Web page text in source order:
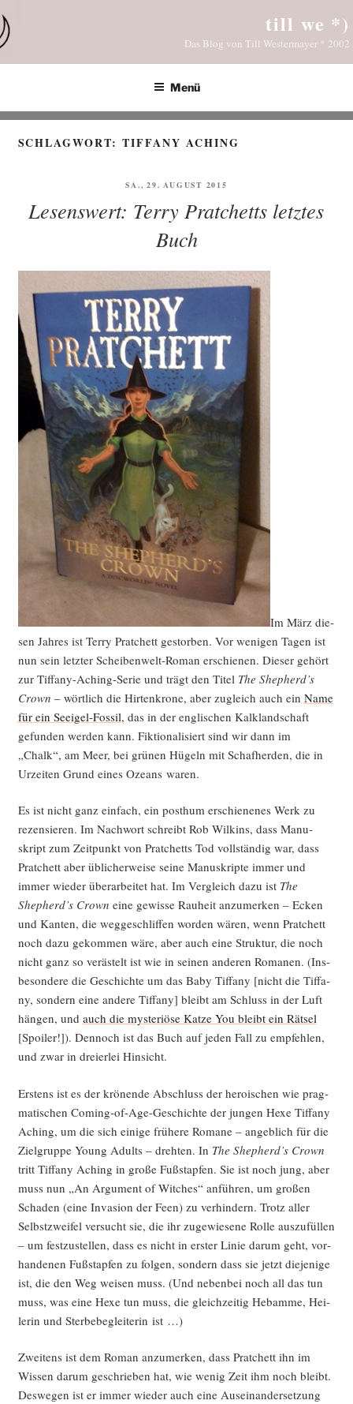
Inhalt
springen
till we *)
Das Blog von Till Westermayer * 2002
Menü
SCHLAGWORT:TIFFANY ACHING
VERÖFFENTLICHT
SA., 29. AUGUST 2015
Lesenswert: Terry Pratchetts letztes
Buch
Im März die­
sen Jah­res ist Ter­ry Prat­chett gestor­ben. Vor weni­gen Tagen ist
nun sein letz­ter Schei­ben­welt-Roman erschie­nen. Die­ser gehört
zur Tif­fa­ny-Aching-Serie und trägt den Titel The Shepherd’s
Crown – wört­lich die Hir­ten­kro­ne, aber zugleich auch ein Name
für ein See­igel-Fos­sil, das in der eng­li­schen Kalk­land­schaft
gefun­den wer­den kann. Fik­tio­na­li­siert sind wir dann im
„Chalk“, am Meer, bei grü­nen Hügeln mit Schaf­her­den, die in
Urzei­ten Grund eines Oze­ans waren.
Es ist nicht ganz ein­fach, ein post­hum erschie­ne­nes Werk zu
rezen­sie­ren. Im Nach­wort schreibt Rob Wil­kins, dass Manu­
skript zum Zeit­punkt von Prat­chetts Tod voll­stän­dig war, dass
Prat­chett aber übli­cher­wei­se sei­ne Manu­skrip­te immer und
immer wie­der über­ar­bei­tet hat. Im Ver­gleich dazu ist The
Shepherd’s Crown eine gewis­se Rau­heit anzu­mer­ken – Ecken
und Kan­ten, die weg­ge­schlif­fen wor­den wären, wenn Prat­chett
noch dazu gekom­men wäre, aber auch eine Struk­tur, die noch
nicht ganz so ver­äs­telt ist wie in sei­nen ande­ren Roma­nen. (Ins­
be­son­de­re die Geschich­te um das Baby Tif­fa­ny [nicht die Tif­fa­
ny, son­dern eine ande­re Tif­fa­ny] bleibt am Schluss in der Luft
hän­gen, und auch die mys­te­riö­se Kat­ze You bleibt ein Rät­sel
[Spoi­ler!]). Den­noch ist das Buch auf jeden Fall zu emp­feh­len,
und zwar in drei­er­lei Hinsicht.
Ers­tens ist es der krö­nen­de Abschluss der heroi­schen wie prag­
ma­ti­schen Coming-of-Age-Geschich­te der jun­gen Hexe Tif­fa­ny
Aching, um die sich eini­ge frü­he­re Roma­ne – angeb­lich für die
Ziel­grup­pe Young Adults – dreh­ten. In The Shepherd’s Crown
tritt Tif­fa­ny Aching in gro­ße Fuß­stap­fen. Sie ist noch jung, aber
muss nun „An Argu­ment of Wit­ches“ anfüh­ren, um gro­ßen
Scha­den (eine Inva­si­on der Feen) zu ver­hin­dern. Trotz aller
Selbst­zwei­fel ver­sucht sie, die ihr zuge­wie­se­ne Rol­le aus­zu­fül­len
– um fest­zu­stel­len, dass es nicht in ers­ter Linie dar­um geht, vor­
han­de­nen Fuß­stap­fen zu fol­gen, son­dern dass sie jetzt die­je­ni­ge
ist, die den Weg wei­sen muss. (Und neben­bei noch all das tun
muss, was eine Hexe tun muss, die gleich­zei­tig Heb­am­me, Hei­
le­rin und Ster­be­be­glei­te­rin ist …)
Zwei­tens ist dem Roman anzu­mer­ken, dass Prat­chett ihn im
Wis­sen dar­um geschrie­ben hat, wie wenig Zeit ihm noch bleibt.
Des­we­gen ist er immer wie­der auch eine Aus­ein­an­der­set­zung